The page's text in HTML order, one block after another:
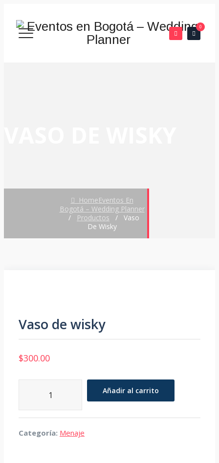
0
HomeEventos En
Bogotá – Wedding Planner
/
Productos /
Vaso
De Wisky
Vaso de wisky
$300.00
wisky
Añadir al carrito
Categoría: Menaje